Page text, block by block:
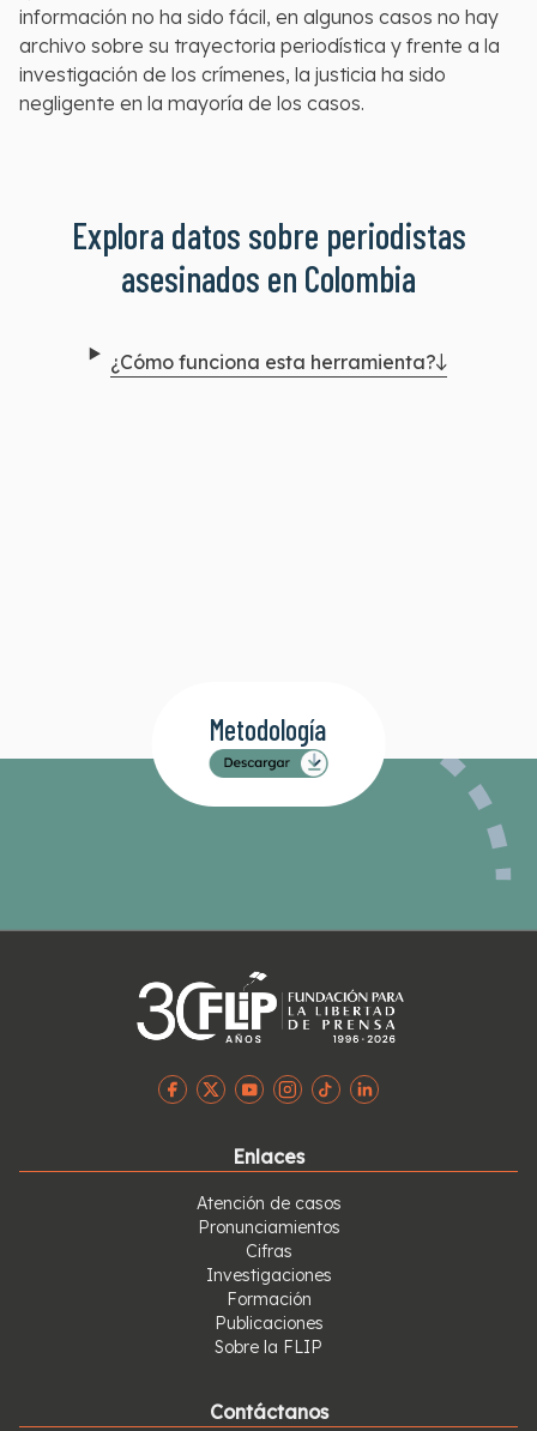
información no ha sido fácil, en algunos casos no hay
archivo sobre su trayectoria periodística y frente a la
investigación de los crímenes, la justicia ha sido
negligente en la mayoría de los casos.
Explora datos sobre periodistas
asesinados en Colombia
¿Cómo funciona esta herramienta?
Metodología
Enlaces
Atención de casos
Pronunciamientos
Cifras
Investigaciones
Formación
Publicaciones
Sobre la FLIP
Contáctanos